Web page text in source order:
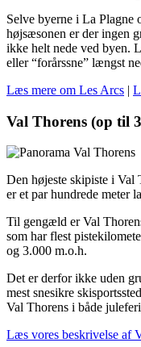
Selve byerne i La Plagne
højsæsonen er der ingen
ikke helt nede ved byen.
eller “forårssne” længst
Læs mere om Les Arcs |
Val Thorens (op til
Den højeste skipiste i Val
er et par hundrede meter
Til gengæld er Val
som har flest
og 3.000 m.o.h.
Det er derfor ikke uden
mest snesikre
Val Thorens i både
Læs vores beskrivelse af